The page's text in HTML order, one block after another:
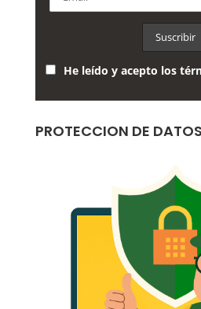
He leído y acepto los
PROTECCION DE DATOS